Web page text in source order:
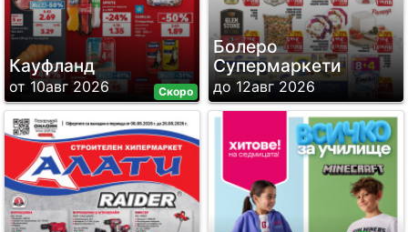
Скоро
Кауфланд
от 10авг 2026
Болеро
Супермаркети
до 12авг 2026